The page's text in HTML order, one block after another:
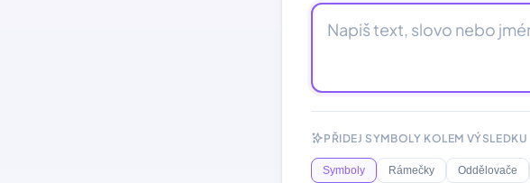
PŘIDEJ SYMBOLY KOLEM VÝSLEDKU
Symboly Rámečky Oddělovače